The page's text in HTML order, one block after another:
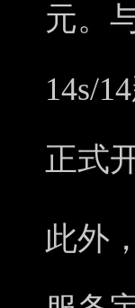
元。
14s/
正式
此外